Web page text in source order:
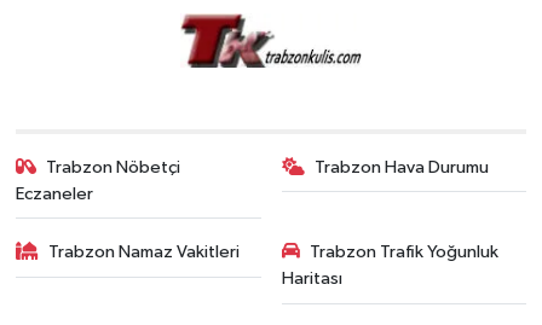
Trabzon Nöbetçi
Eczaneler
Trabzon Hava Durumu
Trabzon Namaz Vakitleri
Trabzon Trafik Yoğunluk
Haritası